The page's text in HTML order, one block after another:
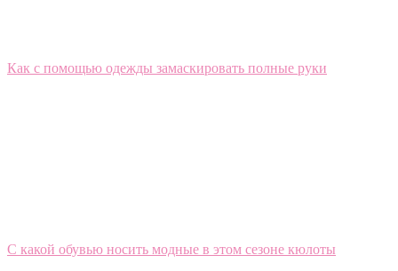
Как с помощью одежды замаскировать полные руки
С какой обувью носить модные в этом сезоне кюлоты